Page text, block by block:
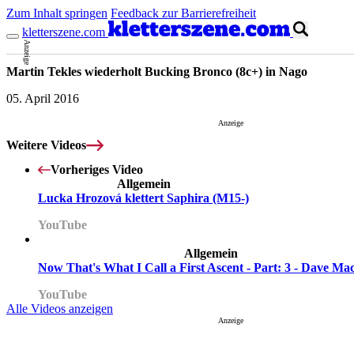
Zum Inhalt springen Feedback zur Barrierefreiheit
kletterszene.com
Anzeige
Martin Tekles wiederholt Bucking Bronco (8c+) in Nago
05. April 2016
Anzeige
Weitere Videos
Vorheriges Video
Allgemein
Lucka Hrozová klettert Saphira (M15-)
YouTube
Allgemein
Now That's What I Call a First Ascent - Part: 3 - Dave
YouTube
Alle Videos anzeigen
Anzeige